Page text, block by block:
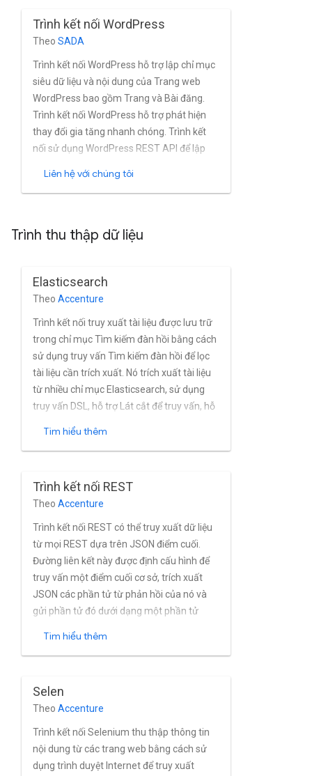
Google Cloud.
Trình kết nối WordPress
Theo SADA
Trình kết nối WordPress hỗ trợ lập chỉ mục
siêu dữ liệu và nội dung của Trang web
WordPress bao gồm Trang và Bài đăng.
Trình kết nối WordPress hỗ trợ phát hiện
thay đổi gia tăng nhanh chóng. Trình kết
nối sử dụng WordPress REST API để lập
Liên hệ với chúng tôi
Trình thu thập dữ liệu
Elasticsearch
Theo Accenture
Trình kết nối truy xuất tài liệu được lưu trữ
trong chỉ mục Tìm kiếm đàn hồi bằng cách
sử dụng truy vấn Tìm kiếm đàn hồi để lọc
tài liệu cần trích xuất. Nó trích xuất tài liệu
từ nhiều chỉ mục Elasticsearch, sử dụng
truy vấn DSL, hỗ trợ Lát cắt để truy vấn, hỗ
Tìm hiểu thêm
Trình kết nối REST
Theo Accenture
Trình kết nối REST có thể truy xuất dữ liệu
từ mọi REST dựa trên JSON điểm cuối.
Đường liên kết này được định cấu hình để
truy vấn một điểm cuối cơ sở, trích xuất
JSON các phần tử từ phản hồi của nó và
gửi phần tử đó dưới dạng một phần tử
thực thể. Tính năng này hỗ trợ ảnh chụp
nhanh và không dựa trên ảnh chụp nhanh
gia tăng và hệ phân cấp tài liệu.
Tìm hiểu thêm
Selen
Theo Accenture
Trình kết nối Selenium thu thập thông tin
nội dung từ các trang web bằng cách sử
dụng trình duyệt Internet để truy xuất